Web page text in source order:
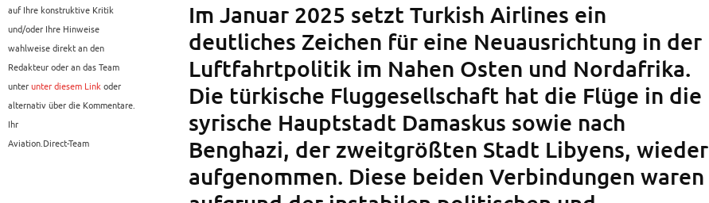
auf Ihre konstruktive Kritik
und/oder Ihre Hinweise
wahlweise direkt an den
Redakteur oder an das Team
unterunter diesem Linkoder
alternativ über die Kommentare.
Ihr
Aviation.Direct-Team
Im Januar 2025 setzt Turkish Airlines ein
deutliches Zeichen für eine Neuausrichtung in der
Luftfahrtpolitik im Nahen Osten und Nordafrika.
Die türkische Fluggesellschaft hat die Flüge in die
syrische Hauptstadt Damaskus sowie nach
Benghazi, der zweitgrößten Stadt Libyens, wieder
aufgenommen. Diese beiden Verbindungen waren